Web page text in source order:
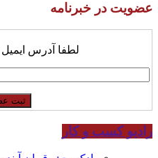
عضویت در خبرنامه
لطفا آدرس ایمیل
رادیو کسب و کار